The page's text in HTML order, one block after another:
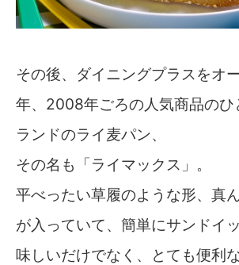
その後、ダイニングプラスをオ
年、2008年ごろの人気商品のひ
ランドのライ麦パン、
その名も「ライマックス」。
平べったい草履のような形、真
が入っていて、簡単にサンドイ
味しいだけでなく、とても便利